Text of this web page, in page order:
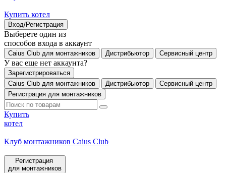
Купить котел
Вход/Регистрация
Выберете один из
способов входа в аккаунт
Caius Club для монтажников Дистрибьютор Сервисный центр
У вас еще нет аккаунта?
Зарегистрироваться
Caius Club для монтажников
Дистрибьютор
Сервисный центр
Регистрация для монтажников
Купить
котел
Клуб монтажников Caius Club
Регистрация
для монтажников